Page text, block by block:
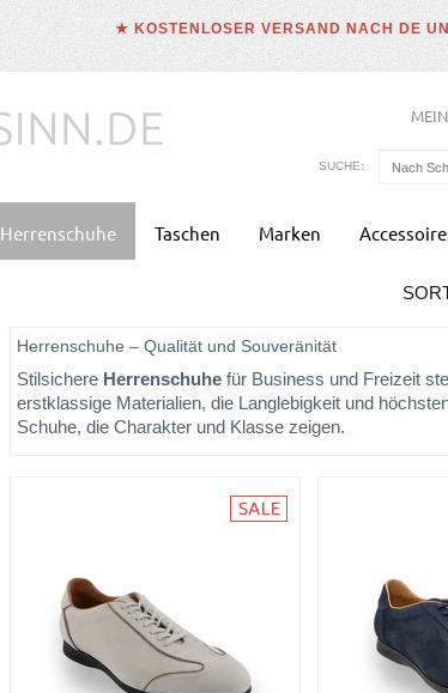
★ KOSTENLOSER VERSAND NACH DE
SUCHE:
Herrenschuhe Taschen Marken
Herrenschuhe – Qualität und Souveränität
Stilsichere Herrenschuhe für Business und Freizeit
erstklassige Materialien, die Langlebigkeit und
Schuhe, die Charakter und Klasse zeigen.